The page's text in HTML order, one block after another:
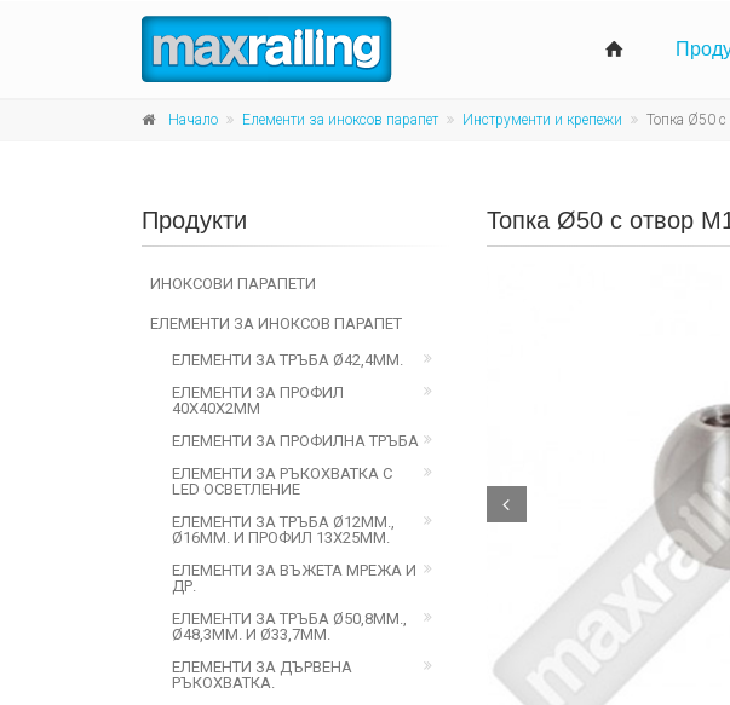
Начало Елементи за иноксов парапет Инструменти и крепежи Топка Ø50
Топка Ø50 с отвор
Prev
Продукти
ИНОКСОВИ ПАРАПЕТИ
ЕЛЕМЕНТИ ЗА ИНОКСОВ ПАРАПЕТ
ЕЛЕМЕНТИ ЗА ТРЪБА Ø42,4ММ.
ЕЛЕМЕНТИ ЗА ПРОФИЛ
40Х40Х2ММ
ЕЛЕМЕНТИ ЗА ПРОФИЛНА ТРЪБА
ЕЛЕМЕНТИ ЗА РЪКОХВАТКА С
LED ОСВЕТЛЕНИЕ
ЕЛЕМЕНТИ ЗА ТРЪБА Ø12ММ.,
Ø16ММ. И ПРОФИЛ 13Х25ММ.
ЕЛЕМЕНТИ ЗА ВЪЖЕТА МРЕЖА И
ДР.
ЕЛЕМЕНТИ ЗА ТРЪБА Ø50,8ММ.,
Ø48,3ММ. И Ø33,7ММ.
ЕЛЕМЕНТИ ЗА ДЪРВЕНА
РЪКОХВАТКА.